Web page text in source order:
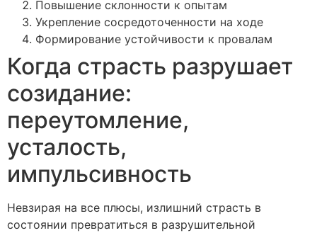
Повышение склонности к опытам
Укрепление сосредоточенности на ходе
Формирование устойчивости к провалам
Когда страсть разрушает
созидание:
переутомление,
усталость,
импульсивность
Невзирая на все плюсы, излишний страсть в
состоянии превратиться в разрушительной